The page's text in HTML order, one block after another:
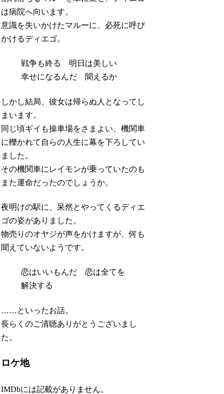
は病院へ向います。
意識を失いかけたマルーに、必死に呼び
かけるディエゴ。
戦争も終る 明日は美しい
幸せになるんだ 聞えるか
しかし結局、彼女は帰らぬ人となってし
まいます。
同じ頃ギイも操車場をさまよい、機関車
に轢かれて自らの人生に幕を下ろしてい
ました。
その機関車にレイモンが乗っていたのも
また運命だったのでしょうか。
夜明けの駅に、呆然とやってくるディエ
ゴの姿がありました。
物売りのオヤジが声をかけますが、何も
聞えていないようです。
恋はいいもんだ 恋は全てを
解決する
……といったお話。
長らくのご清聴ありがとうございまし
た。
ロケ地
IMDbには記載がありません。